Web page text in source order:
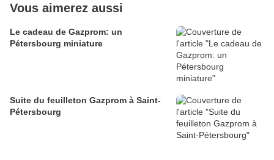
Vous aimerez aussi
Le cadeau de Gazprom: un
Pétersbourg miniature
Suite du feuilleton Gazprom à Saint-
Pétersbourg